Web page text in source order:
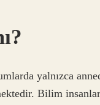
yalnızca
Bilim